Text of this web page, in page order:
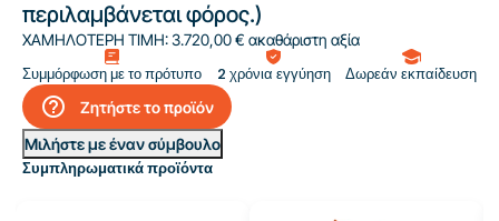
περιλαμβάνεται φόρος.)
ΧΑΜΗΛΟΤΕΡΗ ΤΙΜΗ:3.720,00 € ακαθάριστη αξία
Συμμόρφωση με το πρότυπο 2 χρόνια εγγύηση Δωρεάν εκπαίδευση
help_outline
Ζητήστε το προϊόν
Μιλήστε με έναν σύμβουλο
Συμπληρωματικά προϊόντα